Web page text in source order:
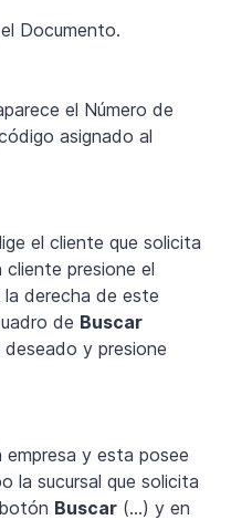
Documento.
el Número de
asignado al
el cliente que solicita
presione el
derecha de este
de Buscar
y presione
empresa y esta posee
la sucursal que solicita
Buscar (…) y en